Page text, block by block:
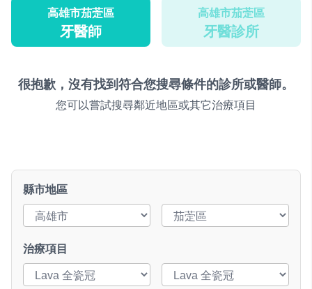
高雄市茄萣區
牙醫師
高雄市茄萣區
牙醫診所
很抱歉，沒有找到符合您搜尋條件的診所或醫師。
您可以嘗試搜尋鄰近地區或其它治療項目
縣市地區
治療項目